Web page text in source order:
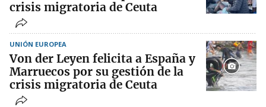
crisis migratoria de Ceuta
UNIÓN EUROPEA
Von der Leyen felicita a España y
Marruecos por su gestión de la
crisis migratoria de Ceuta